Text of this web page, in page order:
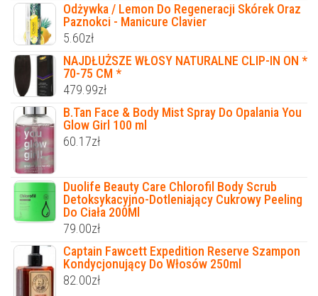
Odżywka / Lemon Do Regeneracji Skórek Oraz
Paznokci - Manicure Clavier
5.60zł
NAJDŁUŻSZE WŁOSY NATURALNE CLIP-IN ON *
70-75 CM *
479.99zł
B.Tan Face & Body Mist Spray Do Opalania You
Glow Girl 100 ml
60.17zł
Duolife Beauty Care Chlorofil Body Scrub
Detoksykacyjno-Dotleniający Cukrowy Peeling
Do Ciała 200Ml
79.00zł
Captain Fawcett Expedition Reserve Szampon
Kondycjonujący Do Włosów 250ml
82.00zł